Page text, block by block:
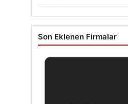
Son Eklenen Firmalar